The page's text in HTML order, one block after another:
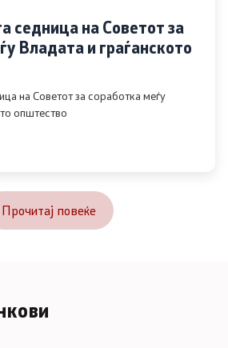
седница на Советот за
Владата и граѓанското
на Советот за соработка меѓу
општество
Прочитај повеќе